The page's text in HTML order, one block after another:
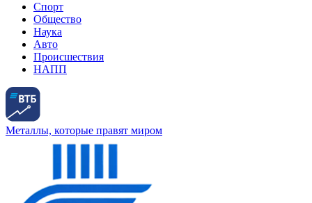
Спорт
Общество
Наука
Авто
Происшествия
НАПП
Металлы, которые правят миром